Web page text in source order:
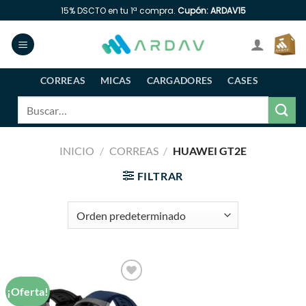
al
contenido
15% DSCTO en tu 1ª compra. Cupón: ARDAV15
CORREAS MICAS CARGADORES
CASES
INICIO / CORREAS / HUAWEI GT2E
FILTRAR
¡Oferta!
Añadir
a la